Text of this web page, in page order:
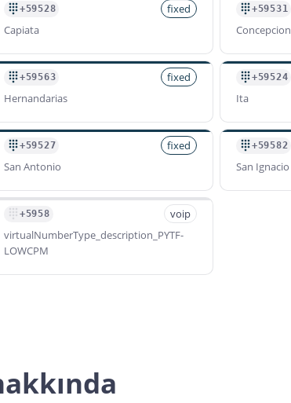
+59528
fixed
Capiata
+59531
Concepcion
+59563
fixed
Hernandarias
+59524
Ita
+59527
fixed
San Antonio
+59582
San Ignacio
+5958
voip
virtualNumberType_description_PYTF-
LOWCPM